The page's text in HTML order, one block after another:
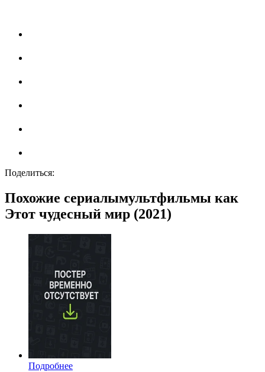
Поделиться:
Похожие сериалымультфильмы как
Этот чудесный мир (2021)
Подробнее